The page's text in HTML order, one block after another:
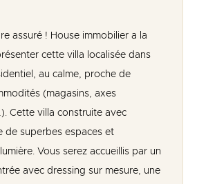
assuré ! House immobilier a la
cette villa localisée dans
au calme, proche de
(magasins, axes
Cette villa construite avec
de superbes espaces et
Vous serez accueillis par un
avec dressing sur mesure, une